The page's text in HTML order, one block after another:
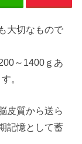
大切なもので
～1400ｇあ
。
皮質から送ら
記憶として蓄